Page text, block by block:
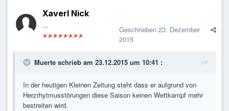
Xaverl Nick
... Geschrieben 23. Dezember
2015
Muerte schrieb am 23.12.2015 um 10:41 :
In der heutigen Kleinen Zeitung steht dass er aufgrund von
Herzrhytmusstörungen diese Saison keinen Wettkampf mehr
bestreiten wird.